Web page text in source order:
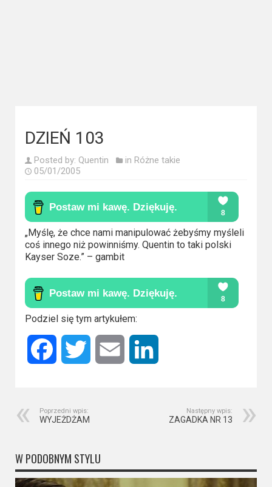
dokumentalne
Horrory
azjatyckie
Kino
europejskie
polskie
Komedie
Korea
Południowa
oparte
na
Thrillery
DZIEŃ 103
Posted by: Quentin in Różne takie
05/01/2005
„Myślę, że chce nami manipulować żebyśmy myśleli
coś innego niż powinniśmy. Quentin to taki polski
Kayser Soze.” – gambit
Podziel się tym artykułem:
Facebook Twitter Email
Poprzedni wpis:
WYJEŻDŻAM
Następny wpis:
ZAGADKA NR 13
W PODOBNYM STYLU